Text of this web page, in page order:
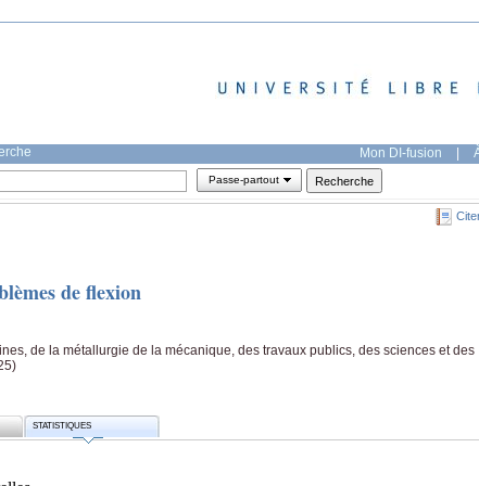
Mon DI-fusion |
Passe-partout
de flexion
de la métallurgie de la mécanique, des travaux publics, des sciences et des
STATISTIQUES